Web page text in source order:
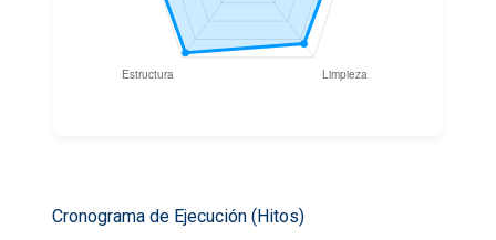
Cronograma de Ejecución (Hitos)